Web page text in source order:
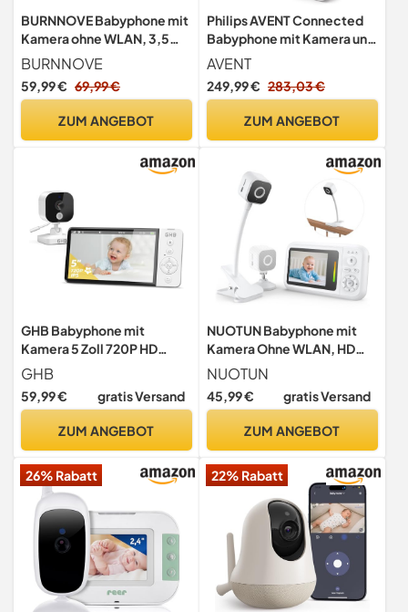
BURNNOVE Babyphone mit
Kamera ohne WLAN, 3,5
Zoll, 355°/120°, 2X Zoom
BURNNOVE
59,99 € 69,99 €
ZUM ANGEBOT
Philips AVENT Connected
Babyphone mit Kamera und
WLAN, hochwertiger HD-
Kamera, Infrarot-
Nachtsichtfunktion,
Gegensprechfunktion,
und sicher, SCD951/26
AVENT
249,99 € 283,03 €
ZUM ANGEBOT
GHB Babyphone mit
Kamera 5 Zoll 720P HD
5000mAh IPS-Display
VOX-Modus 4X Zoom
Nachtsicht Gegensprechen
drehbar
GHB
59,99 € gratis Versand
ZUM ANGEBOT
NUOTUN Babyphone mit
Kamera Ohne WLAN, HD
Baby Kamera Monitor mit
Halterung
NUOTUN
45,99 € gratis Versand
ZUM ANGEBOT
26% Rabatt 22% Rabatt